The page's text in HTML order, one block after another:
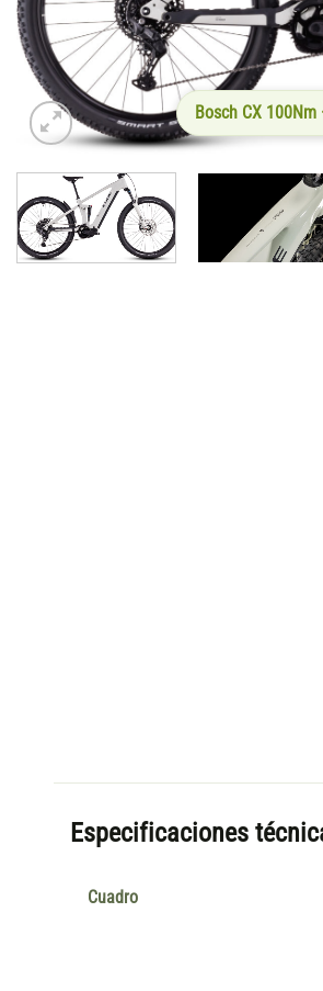
Bosch CX 100Nm
Especificaciones
Cuadro